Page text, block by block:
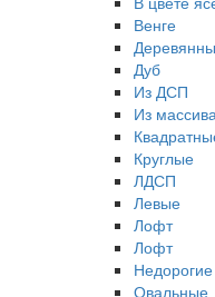
Венге
Дуб
Из ДСП
Из
Круглые
ЛДСП
Левые
Лофт
Лофт
Недорогие
Овальные